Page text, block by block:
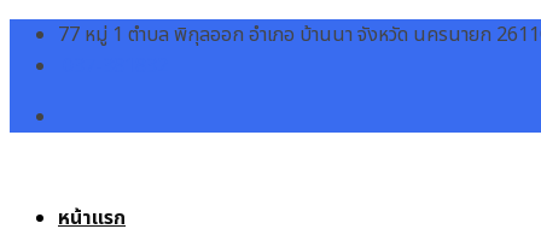
Skip 77 หมู่ 1 ตำบล พิกุลออก อำเภอ บ้านนา จังหวัด นครนายก
หน้าแรก